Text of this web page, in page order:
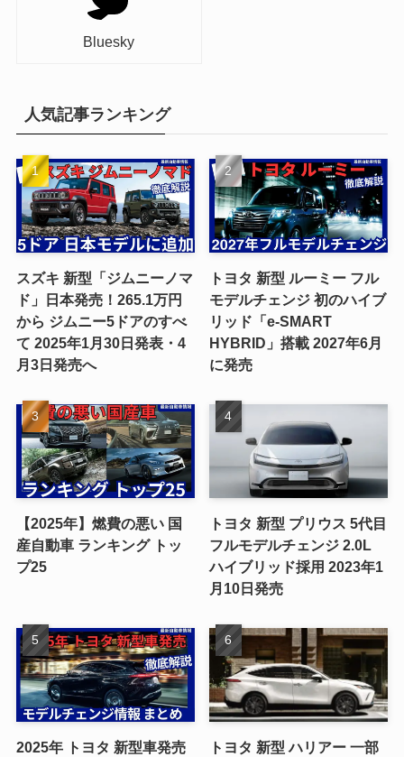
Bluesky
人気記事ランキング
スズキ 新型「ジムニーノマ
ド」日本発売！265.1万円
から ジムニー5ドアのすべ
て 2025年1月30日発表・4
月3日発売へ
トヨタ 新型 ルーミー フル
モデルチェンジ 初のハイブ
リッド「e-SMART
HYBRID」搭載 2027年6月
に発売
【2025年】燃費の悪い 国
産自動車 ランキング トッ
プ25
トヨタ 新型 プリウス 5代目
フルモデルチェンジ 2.0L
ハイブリッド採用 2023年1
月10日発売
2025年 トヨタ 新型車発売
トヨタ 新型 ハリアー 一部